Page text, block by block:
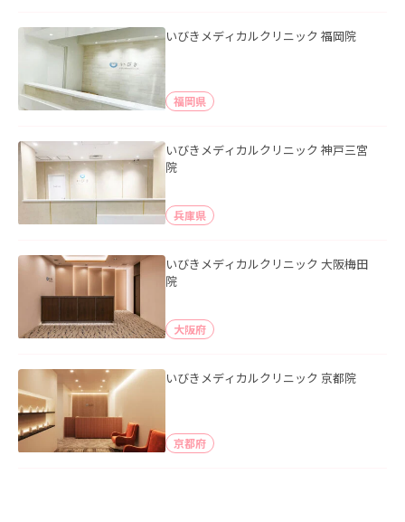
いびきメディカルクリニック 福岡院
福岡県
いびきメディカルクリニック 神戸三宮
院
兵庫県
いびきメディカルクリニック 大阪梅田
院
大阪府
いびきメディカルクリニック 京都院
京都府